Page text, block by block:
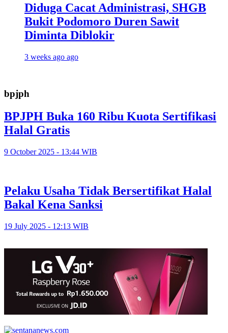
Diduga Cacat Administrasi, SHGB
Bukit Podomoro Duren Sawit
Diminta Diblokir
3 weeks ago ago
bpjph
BPJPH Buka 160 Ribu Kuota Sertifikasi
Halal Gratis
9 October 2025 - 13:44 WIB
Pelaku Usaha Tidak Bersertifikat Halal
Bakal Kena Sanksi
19 July 2025 - 12:13 WIB